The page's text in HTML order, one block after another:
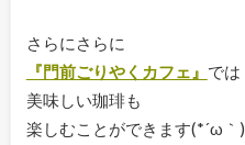
さらにさらに
『門前ごりやくカフェ』 では
美味しい珈琲も
楽しむことができます(*´ω｀)